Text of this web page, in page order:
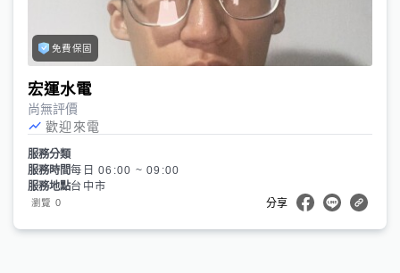
免費保固
宏運水電
尚無評價
歡迎來電
服務分類
服務時間每日 06:00 ~ 09:00
服務地點台中市
瀏覽 0 分享